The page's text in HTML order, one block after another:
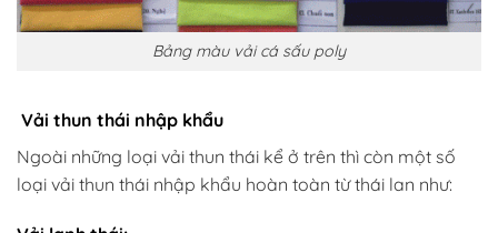
Bảng màu vải cá sấu poly
Vải thun thái nhập khẩu
Ngoài những loại vải thun thái kể ở trên thì còn một số
loại vải thun thái nhập khẩu hoàn toàn từ thái lan như: